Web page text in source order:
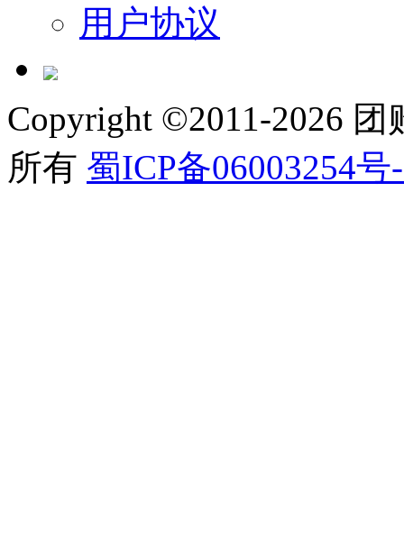
用户协议
Copyright ©2011-2026 团
所有 蜀ICP备06003254号